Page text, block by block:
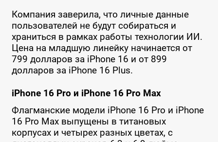
Компания заверила, что личные данные
пользователей не будут собираться и
храниться в рамках работы технологии ИИ.
Цена на младшую линейку начинается от
799 долларов за iPhone 16 и от 899
долларов за iPhone 16 Plus.
iPhone 16 Pro и iPhone 16 Pro Max
Флагманские модели iPhone 16 Pro и iPhone
16 Pro Max выпущены в титановых
корпусах и четырех разных цветах, с